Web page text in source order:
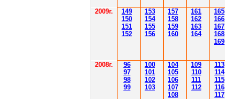
2009г.
149
150
151
152
153
154
155
156
157
158
159
160
161
162
163
164
165
166
167
168
169
2008г.
96
97
98
99
100
101
102
103
104
105
106
107
108
109
110
111
112
113
114
115
116
117